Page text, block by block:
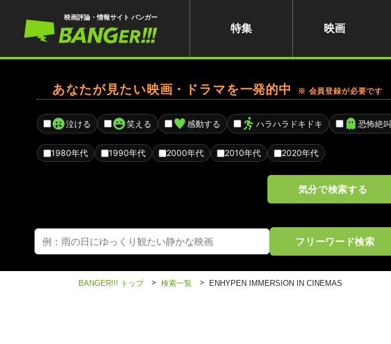
映画評論・情報サイト バンガー
特集 映画
あなたが見たい映画・ドラマを一発的中 ※ 会員登録が必要です
泣ける 笑える 感動する ハラハラドキドキ 恐怖絶叫
1980年代 1990年代 2000年代 2010年代 2020年代
気分で検索する
フリーワード検索
BANGER!!! トップ > 検索一覧 > ENHYPEN IMMERSION IN CINEMAS